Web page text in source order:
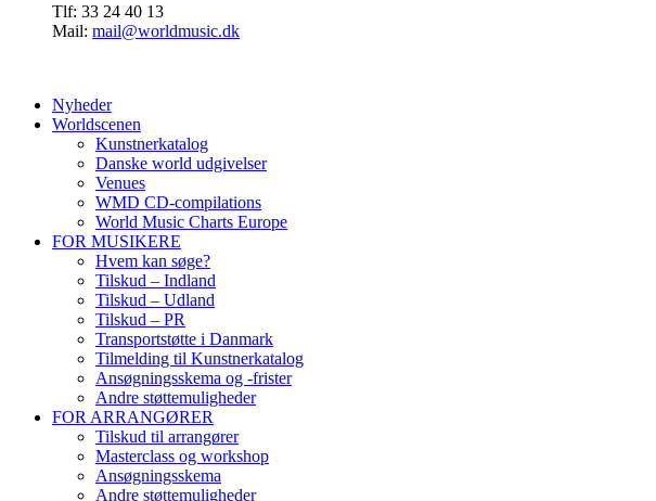
Tlf: 33 24 40 13
Mail: mail@worldmusic.dk
Nyheder
Worldscenen
Kunstnerkatalog
Danske world udgivelser
Venues
WMD CD-compilations
World Music Charts Europe
FOR MUSIKERE
Hvem kan søge?
Tilskud – Indland
Tilskud – Udland
Tilskud – PR
Transportstøtte i Danmark
Tilmelding til Kunstnerkatalog
Ansøgningsskema og -frister
Andre støttemuligheder
FOR ARRANGØRER
Tilskud til arrangører
Masterclass og workshop
Ansøgningsskema
Andre støttemuligheder